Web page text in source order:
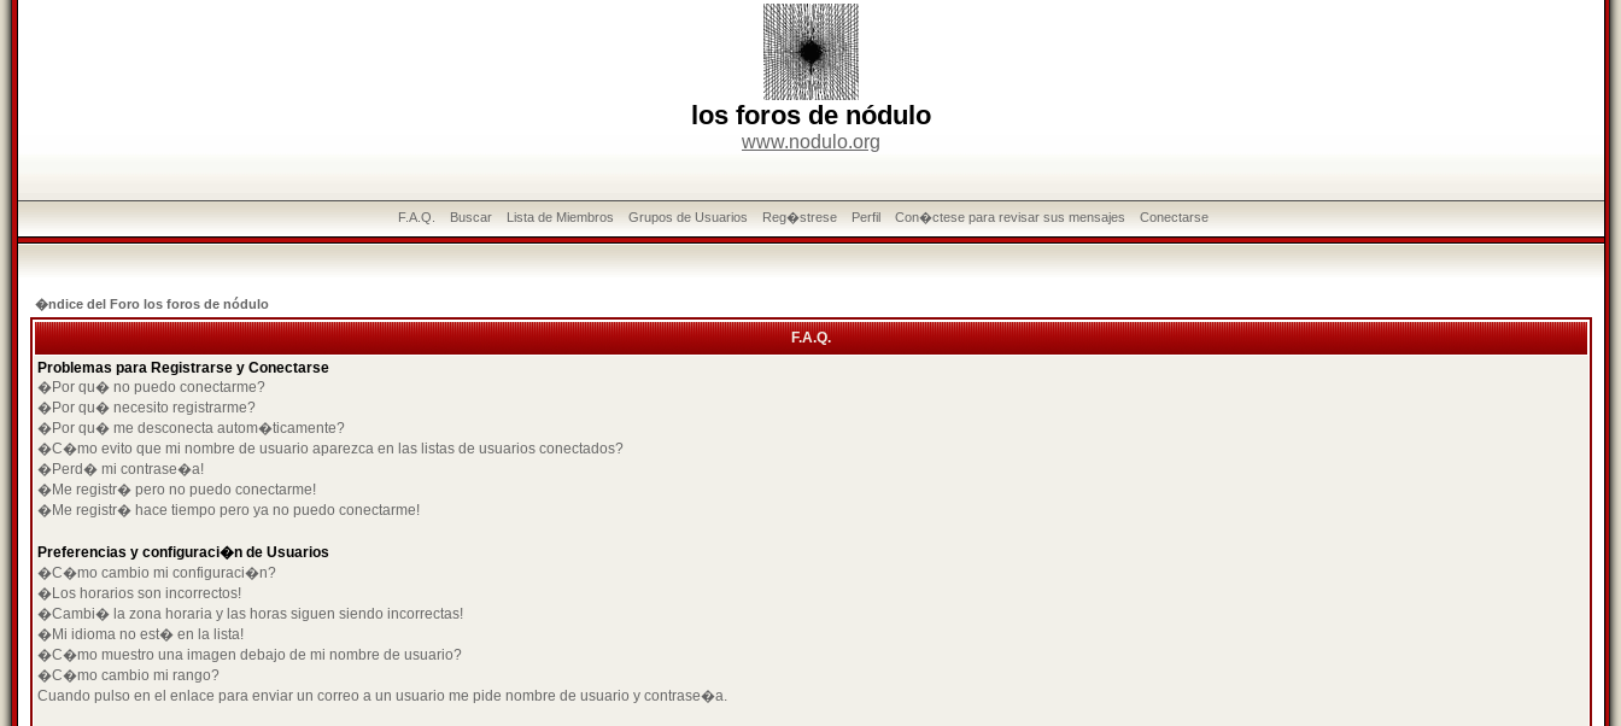
los foros de nódulo
www.nodulo.org
F.A.Q. Buscar Lista de Miembros Grupos de Usuarios Reg�strese Perfil Con�ctese para revisar sus mensajes Conectarse
�ndice del Foro los foros de nódulo
F.A.Q.
Problemas para Registrarse y Conectarse
�Por qu� no puedo conectarme?
�Por qu� necesito registrarme?
�Por qu� me desconecta autom�ticamente?
�C�mo evito que mi nombre de usuario aparezca en las listas de usuarios conectados?
�Perd� mi contrase�a!
�Me registr� pero no puedo conectarme!
�Me registr� hace tiempo pero ya no puedo conectarme!
Preferencias y configuraci�n de Usuarios
�C�mo cambio mi configuraci�n?
�Los horarios son incorrectos!
�Cambi� la zona horaria y las horas siguen siendo incorrectas!
�Mi idioma no est� en la lista!
�C�mo muestro una imagen debajo de mi nombre de usuario?
�C�mo cambio mi rango?
Cuando pulso en el enlace para enviar un correo a un usuario me pide nombre de usuario y contrase�a.